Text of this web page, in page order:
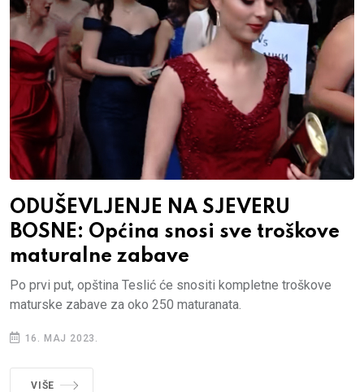
ODUŠEVLJENJE NA SJEVERU
BOSNE: Općina snosi sve troškove
maturalne zabave
Po prvi put, opština Teslić će snositi kompletne troškove
maturske zabave za oko 250 maturanata.
16. MAJ 2023.
VIŠE